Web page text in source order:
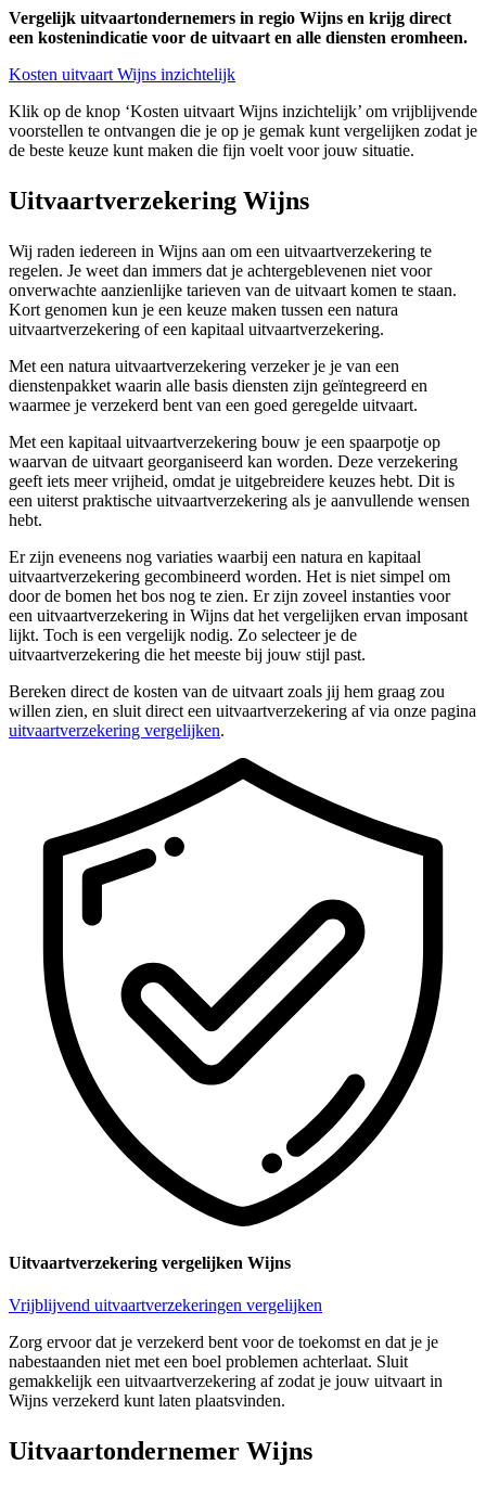
Vergelijk uitvaartondernemers in regio Wijns en krijg direct
een kostenindicatie voor de uitvaart en alle diensten eromheen.
Kosten uitvaart Wijns inzichtelijk
Klik op de knop ‘Kosten uitvaart Wijns inzichtelijk’ om vrijblijvende
voorstellen te ontvangen die je op je gemak kunt vergelijken zodat je
de beste keuze kunt maken die fijn voelt voor jouw situatie.
Uitvaartverzekering Wijns
Wij raden iedereen in Wijns aan om een uitvaartverzekering te
regelen. Je weet dan immers dat je achtergeblevenen niet voor
onverwachte aanzienlijke tarieven van de uitvaart komen te staan.
Kort genomen kun je een keuze maken tussen een natura
uitvaartverzekering of een kapitaal uitvaartverzekering.
Met een natura uitvaartverzekering verzeker je je van een
dienstenpakket waarin alle basis diensten zijn geïntegreerd en
waarmee je verzekerd bent van een goed geregelde uitvaart.
Met een kapitaal uitvaartverzekering bouw je een spaarpotje op
waarvan de uitvaart georganiseerd kan worden. Deze verzekering
geeft iets meer vrijheid, omdat je uitgebreidere keuzes hebt. Dit is
een uiterst praktische uitvaartverzekering als je aanvullende wensen
hebt.
Er zijn eveneens nog variaties waarbij een natura en kapitaal
uitvaartverzekering gecombineerd worden. Het is niet simpel om
door de bomen het bos nog te zien. Er zijn zoveel instanties voor
een uitvaartverzekering in Wijns dat het vergelijken ervan imposant
lijkt. Toch is een vergelijk nodig. Zo selecteer je de
uitvaartverzekering die het meeste bij jouw stijl past.
Bereken direct de kosten van de uitvaart zoals jij hem graag zou
willen zien, en sluit direct een uitvaartverzekering af via onze pagina
uitvaartverzekering vergelijken.
Uitvaartverzekering vergelijken Wijns
Vrijblijvend uitvaartverzekeringen vergelijken
Zorg ervoor dat je verzekerd bent voor de toekomst en dat je je
nabestaanden niet met een boel problemen achterlaat. Sluit
gemakkelijk een uitvaartverzekering af zodat je jouw uitvaart in
Wijns verzekerd kunt laten plaatsvinden.
Uitvaartondernemer Wijns